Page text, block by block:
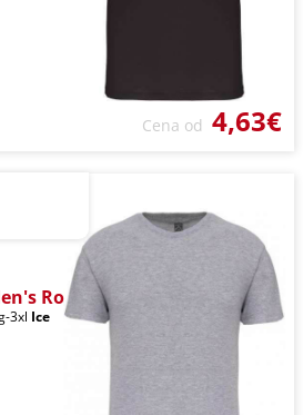
Cena od 4,63€
Ro
3xl Ice